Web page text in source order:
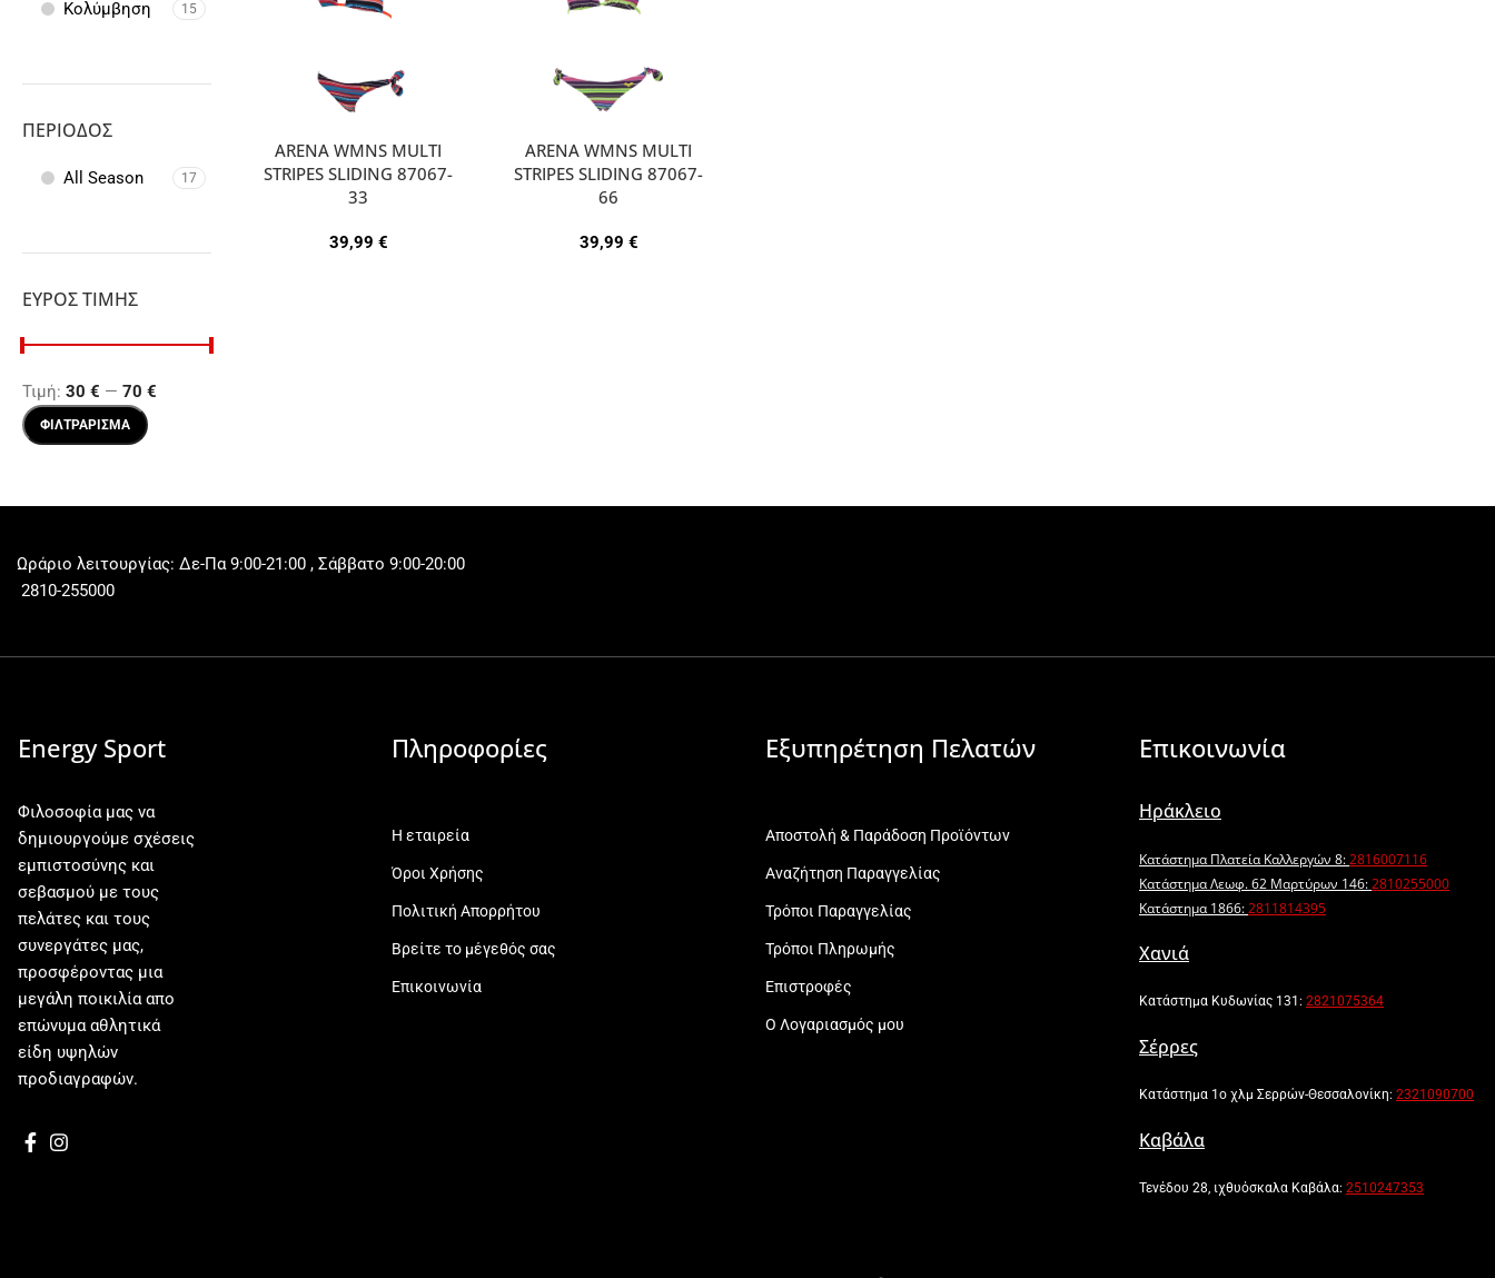
Κολύμβηση 15
ΠΕΡΊΟΔΟΣ
All Season 17
ΕΎΡΟΣ ΤΙΜΉΣ
ΦΙΛΤΡΆΡΙΣΜΑ
Τιμή: 30 € — 70 €
ARENA WMNS MULTI
STRIPES SLIDING 87067-
33
39,99 €
ARENA WMNS MULTI
STRIPES SLIDING 87067-
66
39,99 €
Ωράριο λειτουργίας: Δε-Πα 9:00-21:00 , Σάββατο 9:00-20:00
2810-255000
Energy Sport
Φιλοσοφία μας να
δημιουργούμε σχέσεις
εμπιστοσύνης και
σεβασμού με τους
πελάτες και τους
συνεργάτες μας,
προσφέροντας μια
μεγάλη ποικιλία απο
επώνυμα αθλητικά
είδη υψηλών
προδιαγραφών.
Πληροφορίες
Η εταιρεία
Όροι Χρήσης
Πολιτική Απορρήτου
Βρείτε το μέγεθός σας
Επικοινωνία
Εξυπηρέτηση Πελατών
Αποστολή & Παράδοση Προϊόντων
Αναζήτηση Παραγγελίας
Τρόποι Παραγγελίας
Τρόποι Πληρωμής
Επιστροφές
Ο Λογαριασμός μου
Επικοινωνία
Ηράκλειο
Κατάστημα Πλατεία Καλλεργών 8:2816007116
Κατάστημα Λεωφ. 62 Μαρτύρων 146:2810255000
Κατάστημα 1866:2811814395
Χανιά
Κατάστημα Κυδωνίας 131: 2821075364
Σέρρες
Κατάστημα 1ο χλμ Σερρών-Θεσσαλονίκη: 2321090700
Καβάλα
Τενέδου 28, ιχθυόσκαλα Καβάλα: 2510247353